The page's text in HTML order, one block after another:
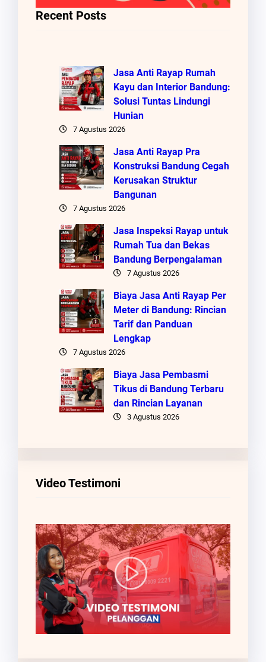
Recent Posts
Jasa Anti Rayap Rumah
Kayu dan Interior Bandung:
Solusi Tuntas Lindungi
Hunian
7 Agustus 2026
Jasa Anti Rayap Pra
Konstruksi Bandung Cegah
Kerusakan Struktur
Bangunan
7 Agustus 2026
Jasa Inspeksi Rayap untuk
Rumah Tua dan Bekas
Bandung Berpengalaman
7 Agustus 2026
Biaya Jasa Anti Rayap Per
Meter di Bandung: Rincian
Tarif dan Panduan
Lengkap
7 Agustus 2026
Biaya Jasa Pembasmi
Tikus di Bandung Terbaru
dan Rincian Layanan
3 Agustus 2026
Video Testimoni